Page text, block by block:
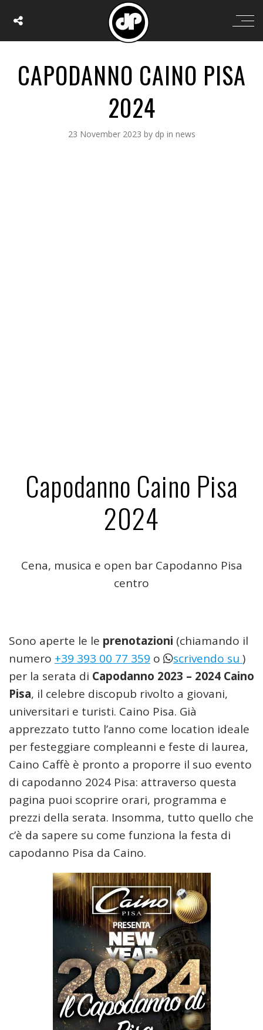
CAPODANNO CAINO PISA
2024
23 November 2023 by dp in news
Capodanno Caino Pisa
2024
Cena, musica e open bar Capodanno Pisa
centro
Sono aperte le le prenotazioni (chiamando il
numero +39 393 00 77 359 o scrivendo su )
per la serata di Capodanno 2023 – 2024 Caino
Pisa, il celebre discopub rivolto a giovani,
universitari e turisti. Caino Pisa. Già
apprezzato tutto l’anno come location ideale
per festeggiare compleanni e feste di laurea,
Caino Caffè è pronto a proporre il suo evento
di capodanno 2024 Pisa: attraverso questa
pagina puoi scoprire orari, programma e
prezzi della serata. Insomma, tutto quello che
c’è da sapere su come funziona la festa di
capodanno Pisa da Caino.